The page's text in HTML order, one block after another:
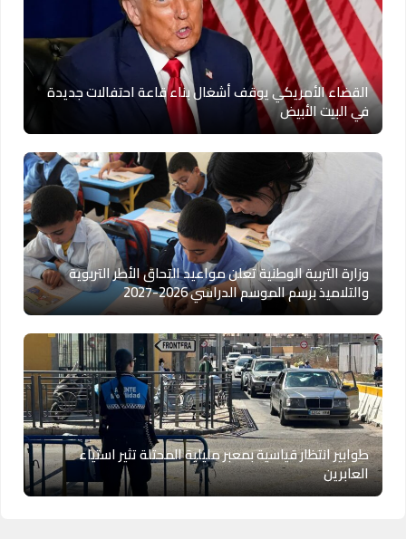
القضاء الأمريكي يوقف أشغال بناء قاعة احتفالات جديدة
في البيت الأبيض
وزارة التربية الوطنية تعلن مواعيد التحاق الأطر التربوية
والتلاميذ برسم الموسم الدراسي 2026-2027
طوابير انتظار قياسية بمعبر مليلية المحتلة تثير استياء
العابرين